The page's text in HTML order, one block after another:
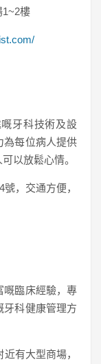
1~2樓
牙科技術及設
為每位病人提供
以放鬆心情。
，交通方便，
臨床經驗，專
牙科健康管理方
有大型商場，